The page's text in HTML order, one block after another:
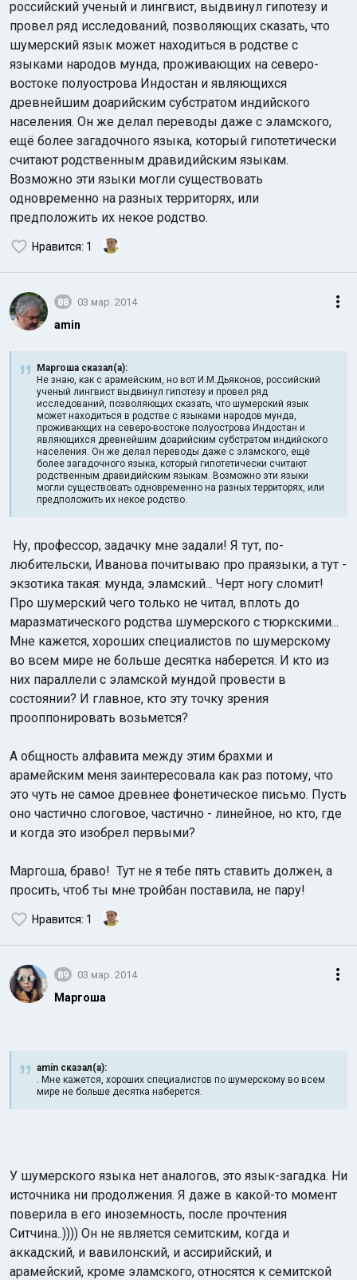
российский ученый и лингвист, выдвинул гипотезу и
провел ряд исследований, позволяющих сказать, что
шумерский язык может находиться в родстве с
языками народов мунда, проживающих на северо-
востоке полуострова Индостан и являющихся
древнейшим доарийским субстратом индийского
населения. Он же делал переводы даже с эламского,
ещё более загадочного языка, который гипотетически
считают родственным дравидийским языкам.
Возможно эти языки могли существовать
одновременно на разных территорях, или
предположить их некое родство.
Нравится: 1
88 03 мар. 2014
amin
Маргоша сказал(а):
Не знаю, как с арамейским, но вот И.М.Дьяконов, российский
ученый лингвист выдвинул гипотезу и провел ряд
исследований, позволяющих сказать, что шумерский язык
может находиться в родстве с языками народов мунда,
проживающих на северо-востоке полуострова Индостан и
являющихся древнейшим доарийским субстратом индийского
населения. Он же делал переводы даже с эламского, ещё
более загадочного языка, который гипотетически считают
родственным дравидийским языкам. Возможно эти языки
могли существовать одновременно на разных территорях, или
предположить их некое родство.
Ну, профессор, задачку мне задали! Я тут, по-
любительски, Иванова почитываю про праязыки, а тут -
экзотика такая: мунда, эламский... Черт ногу сломит!
Про шумерский чего только не читал, вплоть до
маразматического родства шумерского с тюркскими...
Мне кажется, хороших специалистов по шумерскому
во всем мире не больше десятка наберется. И кто из
них параллели с эламской мундой провести в
состоянии? И главное, кто эту точку зрения
прооппонировать возьмется?
А общность алфавита между этим брахми и
арамейским меня заинтересовала как раз потому, что
это чуть не самое древнее фонетическое письмо. Пусть
оно частично слоговое, частично - линейное, но кто, где
и когда это изобрел первыми?
Маргоша, браво! Тут не я тебе пять ставить должен, а
просить, чтоб ты мне тройбан поставила, не пару!
Нравится: 1
89 03 мар. 2014
Маргоша
amin сказал(а):
. Мне кажется, хороших специалистов по шумерскому во всем
мире не больше десятка наберется.
У шумерского языка нет аналогов, это язык-загадка. Ни
источника ни продолжения. Я даже в какой-то момент
поверила в его иноземность, после прочтения
Ситчина..)))) Он не является семитским, когда и
аккадский, и вавилонский, и ассирийский, и
арамейский, кроме эламского, относятся к семитской